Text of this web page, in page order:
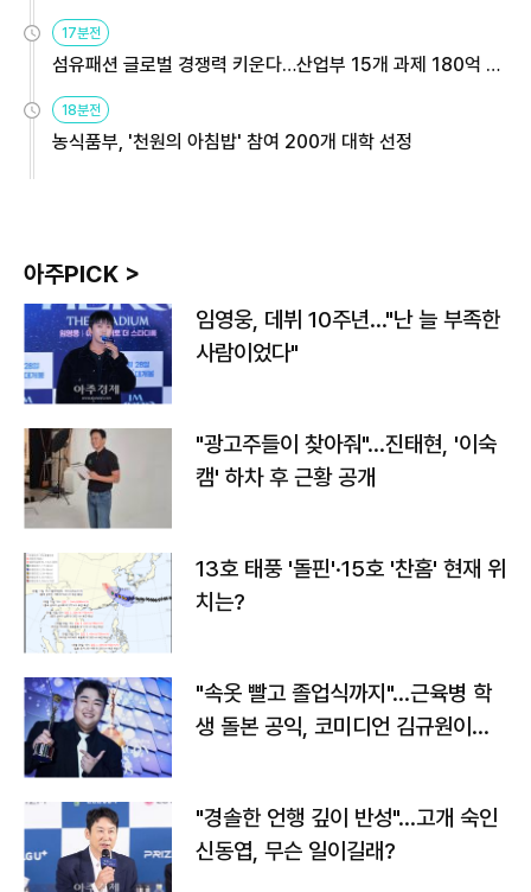
17분전
섬유패션 글로벌 경쟁력 키운다…산업부 15개 과제 180억 지
18분전
농식품부, '천원의 아침밥' 참여 200개 대학 선정
아주PICK >
임영웅, 데뷔 10주년…"난 늘 부족한
사람이었다"
"광고주들이 찾아줘"…진태현, '이숙
캠' 하차 후 근황 공개
13호 태풍 '돌핀'·15호 '찬홈' 현재 위
치는?
"속옷 빨고 졸업식까지"…근육병 학
생 돌본 공익, 코미디언 김규원이었
"경솔한 언행 깊이 반성"…고개 숙인
신동엽, 무슨 일이길래?